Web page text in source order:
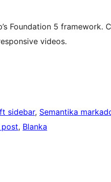
Foundation 5 framework.
videos.
sidebar, Semantika
, Blanka